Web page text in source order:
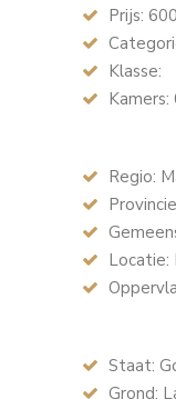
Prijs:
Klasse:
Kamers:
Regio:
Locatie:
Staat:
Grond: